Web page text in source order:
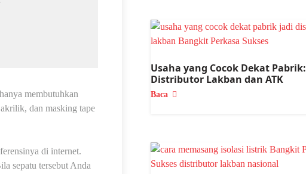
membutuhkan
dan masking tape
di internet.
sepatu tersebut Anda
Usaha yang Cocok Dekat Pabrik:
Distributor Lakban dan ATK
Baca